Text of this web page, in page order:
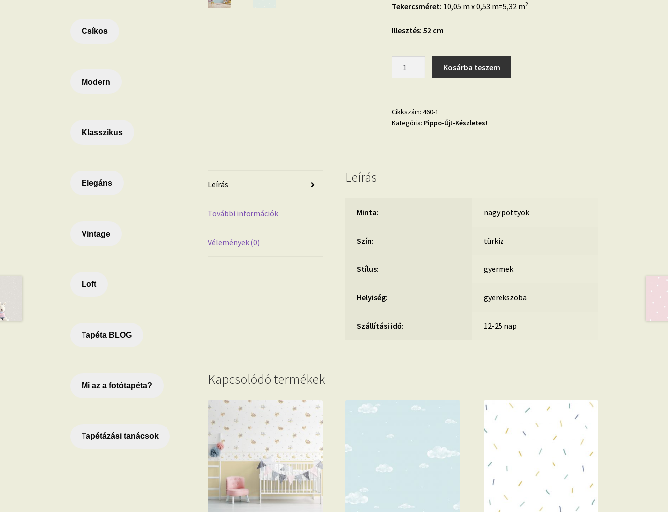
Tekercsméret: 10,05 m x 0,53 m=5,32 m2
Illesztés: 52 cm
tapéta
mennyiség
Kosárba teszem
Cikkszám: 460-1
Kategória: Pippo-Új!-Készletes!
Leírás
További információk
Vélemények (0)
Leírás
Minta: nagy pöttyök
Szín: türkiz
Stílus: gyermek
Helyiség: gyerekszoba
Szállítási idő: 12-25 nap
Kapcsolódó termékek
Csíkos
Modern
Klasszikus
Elegáns
Vintage
Loft
Tapéta BLOG
Mi az a fotótapéta?
Tapétázási tanácsok